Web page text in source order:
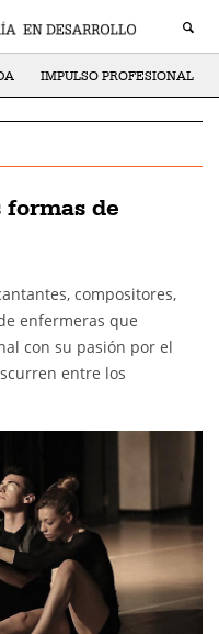
IMPULSO PROFESIONAL
de
compositores,
enfermeras que
con su pasión por el
entre los